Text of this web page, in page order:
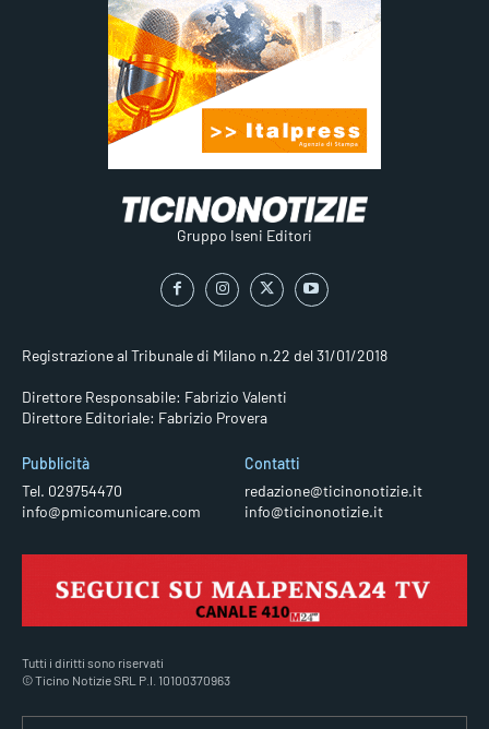
Gruppo Iseni Editori
Registrazione al Tribunale di Milano n.22 del 31/01/2018
Direttore Responsabile: Fabrizio Valenti
Direttore Editoriale: Fabrizio Provera
Pubblicità
Tel. 029754470
info@pmicomunicare.com
Contatti
redazione@ticinonotizie.it
info@ticinonotizie.it
Tutti i diritti sono riservati
© Ticino Notizie SRL P.I. 10100370963